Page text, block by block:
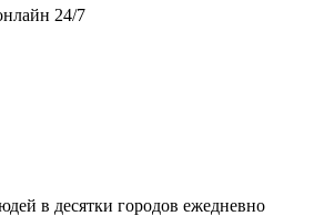
24/7
в десятки городов ежедневно